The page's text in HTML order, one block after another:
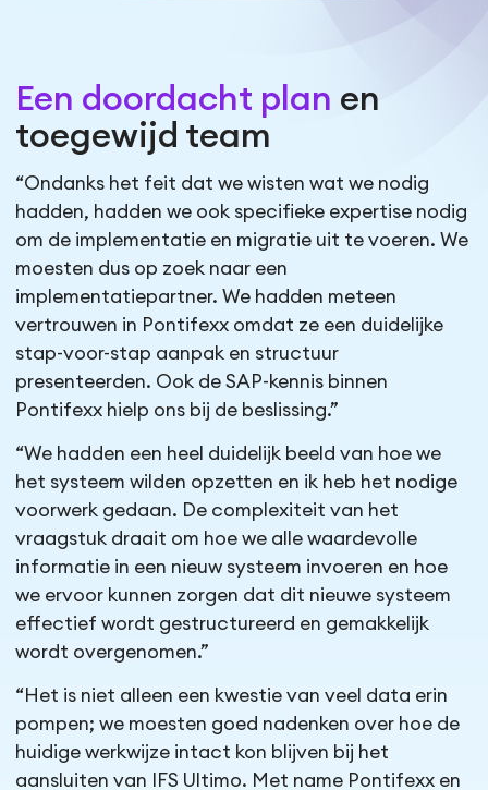
Een doordacht plan en
toegewijd team
“Ondanks het feit dat we wisten wat we nodig
hadden, hadden we ook specifieke expertise nodig
om de implementatie en migratie uit te voeren. We
moesten dus op zoek naar een
implementatiepartner. We hadden meteen
vertrouwen in Pontifexx omdat ze een duidelijke
stap-voor-stap aanpak en structuur
presenteerden. Ook de SAP-kennis binnen
Pontifexx hielp ons bij de beslissing.”
“We hadden een heel duidelijk beeld van hoe we
het systeem wilden opzetten en ik heb het nodige
voorwerk gedaan. De complexiteit van het
vraagstuk draait om hoe we alle waardevolle
informatie in een nieuw systeem invoeren en hoe
we ervoor kunnen zorgen dat dit nieuwe systeem
effectief wordt gestructureerd en gemakkelijk
wordt overgenomen.”
“Het is niet alleen een kwestie van veel data erin
pompen; we moesten goed nadenken over hoe de
huidige werkwijze intact kon blijven bij het
aansluiten van IFS Ultimo. Met name Pontifexx en